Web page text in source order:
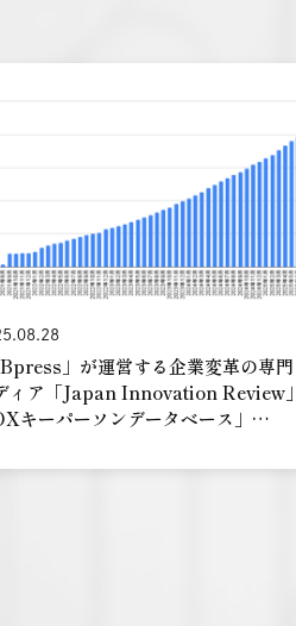
」が運営する企業変革の専門
ィア「Japan Innovation Review」
キーパーソンデータベース」